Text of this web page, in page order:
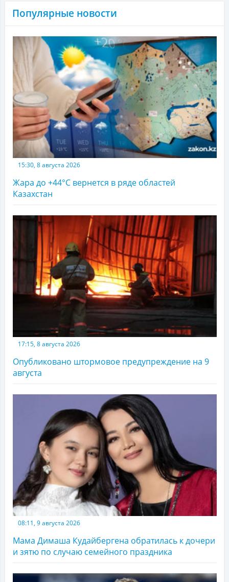
Популярные новости
15:30, 8 августа 2026
Жара до +44°С вернется в ряде областей
Казахстан
17:15, 8 августа 2026
Опубликовано штормовое предупреждение на 9
августа
08:11, 9 августа 2026
Мама Димаша Кудайбергена обратилась к дочери
и зятю по случаю семейного праздника